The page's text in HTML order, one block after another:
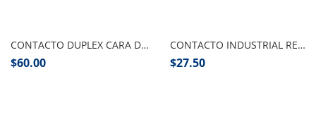
CONTACTO DUPLEX CARA DE CHINO STANDARD,TRUPER
$60.00
CONTACTO INDUSTRIAL REFORZADO CARA DE CHINO VOLTEC
$27.50